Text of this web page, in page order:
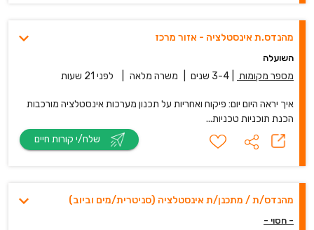
מהנדס.ת אינסטלציה - אזור מרכז
השועלה
מספר מקומות 3-4 שנים משרה מלאה לפני 21 שעות
איך יראה היום יום: פיקוח ואחריות על תכנון מערכות אינסטלציה מורכבות
הכנת תוכניות טכניות...
מהנדס/ת / מתכנן/ת אינסטלציה (סניטרית/מים וביוב)
- חסוי -